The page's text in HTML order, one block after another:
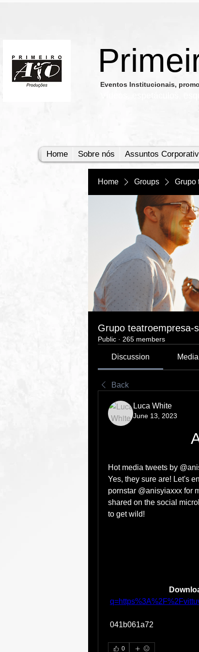
​Eventos Institucionais,
Home Sobre nós Assuntos
Home Groups Grupo
Grupo teatroempresa-
Public · 265 members
Discussion Media
Back
Luca White
June 13, 2023
Hot media tweets by
Yes, they sure are! Let's
pornstar @anisyiaxxx for
shared on the social
to get wild!
041b061a72
0